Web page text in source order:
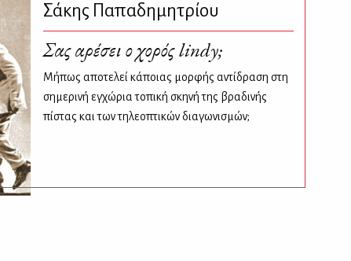
Σάκης Παπαδημητρίου
Σας αρέσει ο χορός lindy;
Μήπως αποτελεί κάποιας μορφής αντίδραση στη
σημερινή εγχώρια τοπική σκηνή της βραδινής
πίστας και των τηλεοπτικών διαγωνισμών;